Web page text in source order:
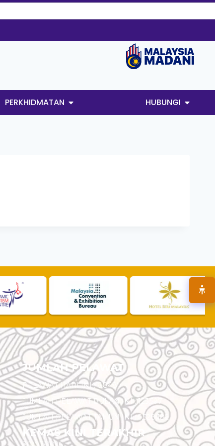
PERKHIDMATAN HUBUNGI
JUMLAH PELAWAT
PELAWAT HARI INI : 6,848
JUMLAH PELAWAT BULAN INI : 125,597
JUMLAH PELAWAT TAHUN INI : 5,528,182
KEMAS KINI TERAKHIR